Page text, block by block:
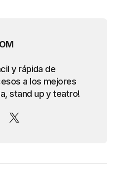
y rápida de
a los mejores
stand up y teatro!